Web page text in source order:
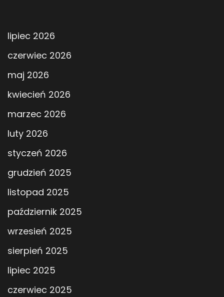
lipiec 2026
czerwiec 2026
maj 2026
kwiecień 2026
marzec 2026
luty 2026
styczeń 2026
grudzień 2025
listopad 2025
październik 2025
wrzesień 2025
sierpień 2025
lipiec 2025
czerwiec 2025